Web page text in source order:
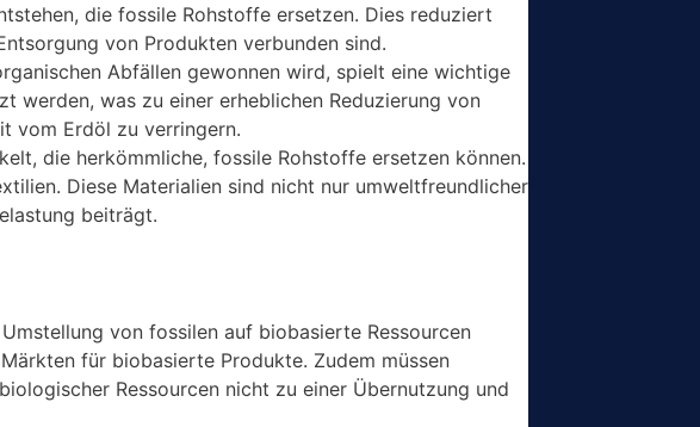
die fossile Rohstoffe ersetzen. Dies reduziert
von Produkten verbunden sind.
Abfällen gewonnen wird, spielt eine wichtige
werden, was zu einer erheblichen Reduzierung von
vom Erdöl zu verringern.
die herkömmliche, fossile Rohstoffe ersetzen können.
Diese Materialien sind nicht nur umweltfreundlicher
beiträgt.
von fossilen auf biobasierte Ressourcen
für biobasierte Produkte. Zudem müssen
Ressourcen nicht zu einer Übernutzung und